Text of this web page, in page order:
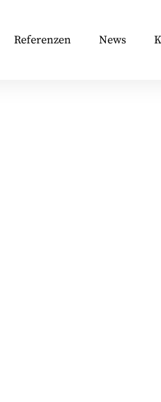
Referenzen News